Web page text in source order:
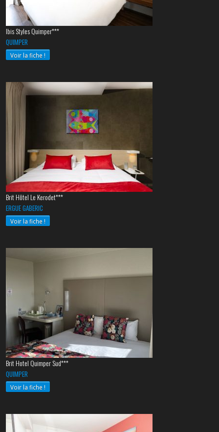
Ibis Styles Quimper***
QUIMPER
Voir la fiche !
Brit Hôtel Le Kerodet***
ERGUE GABERIC
Voir la fiche !
Brit Hotel Quimper Sud***
QUIMPER
Voir la fiche !